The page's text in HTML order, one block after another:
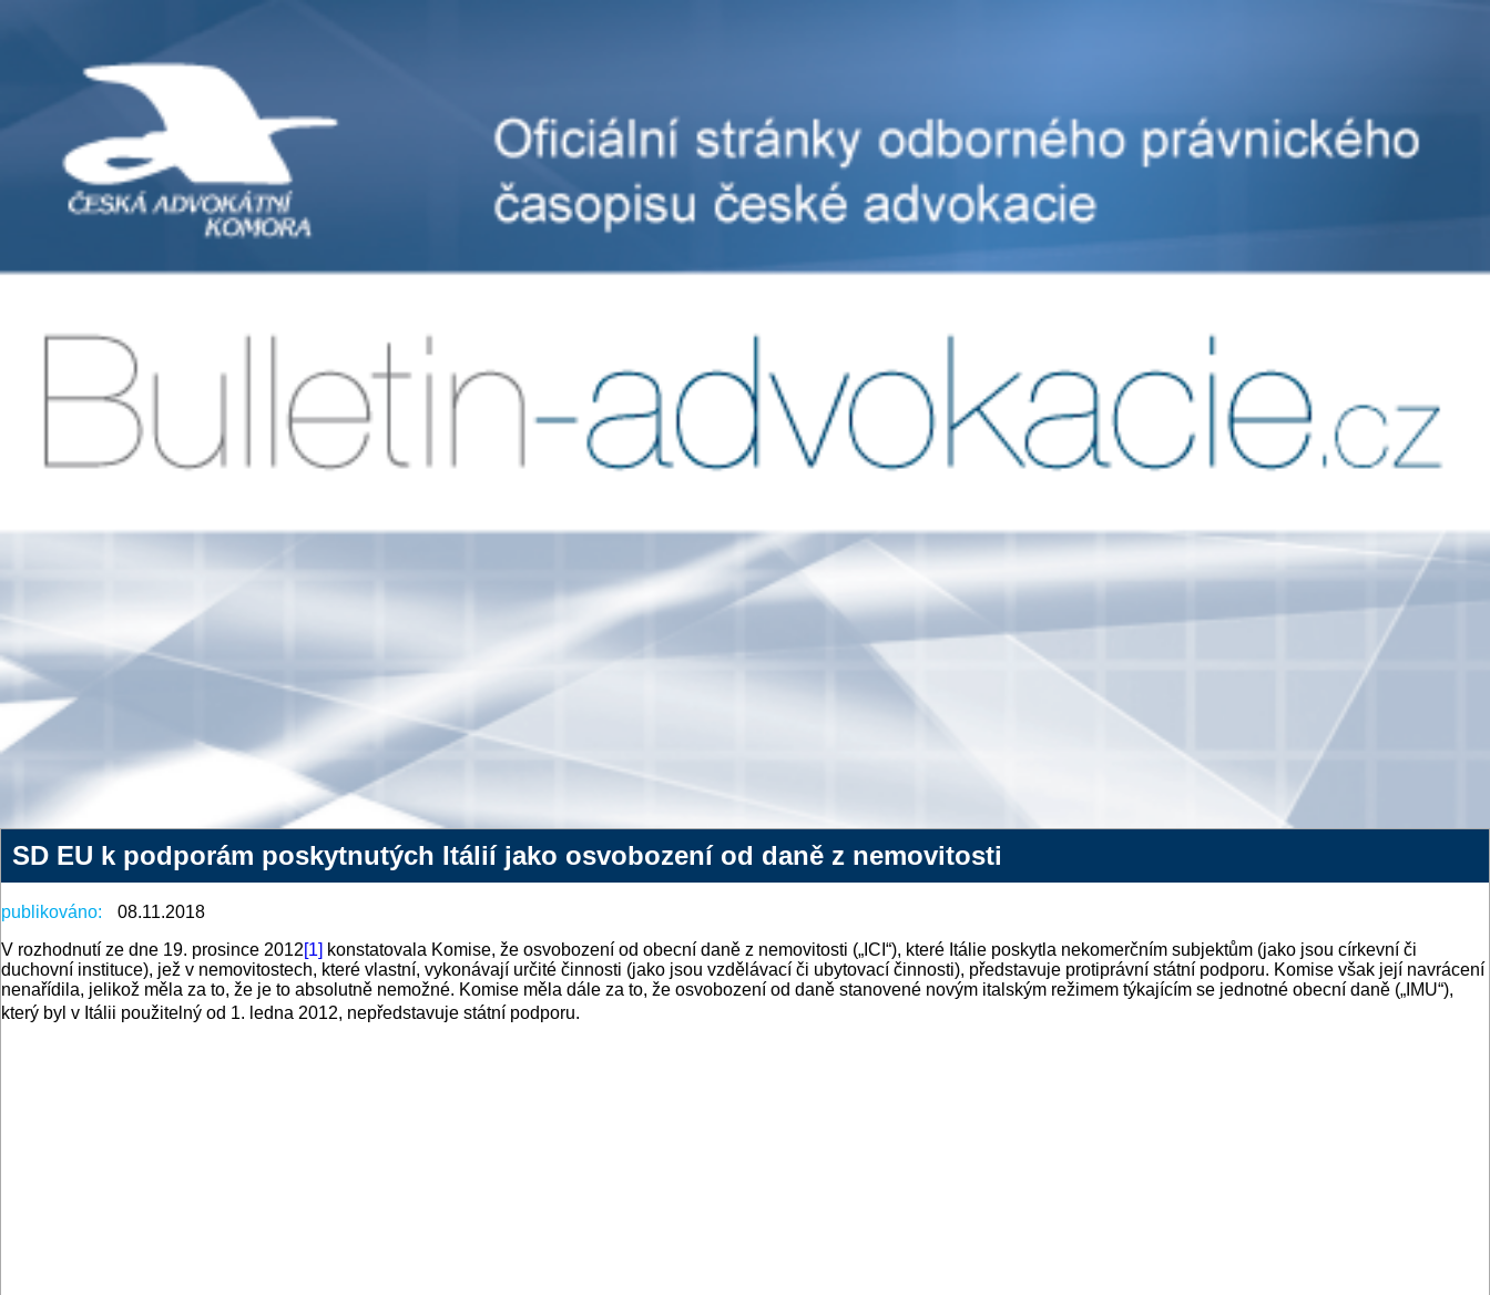
SD EU k podporám poskytnutých Itálií jako osvobození od daně z nemovitosti
publikováno:
08.11.2018
V rozhodnutí ze dne 19. prosince 2012[1] konstatovala Komise, že osvobození od obecní daně z nemovitosti („ICI“), které Itálie poskytla nekomerčním subjektům (jako jsou církevní či
duchovní instituce), jež v nemovitostech, které vlastní, vykonávají určité činnosti (jako jsou vzdělávací či ubytovací činnosti), představuje protiprávní státní podporu. Komise však její navrácení
nenařídila, jelikož měla za to, že je to absolutně nemožné. Komise měla dále za to, že osvobození od daně stanovené novým italským režimem týkajícím se jednotné obecní daně („IMU“),
který byl v Itálii použitelný od 1. ledna 2012, nepředstavuje státní podporu.